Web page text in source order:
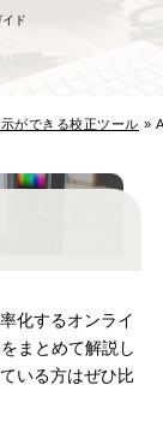
ド
ができる校正ツール »
化するオンライ
まとめて解説し
いる方はぜひ比